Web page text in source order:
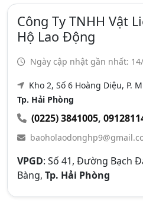
Công Ty TNHH Vật
Hộ Lao Động
Ngày cập nhật gần nhất:
Kho 2, Số 6 Hoàng Diệu, P.
Tp. Hải Phòng
(0225) 3841005,
VPGD: Số 41, Đường Bạch
Bàng, Tp. Hải Phòng